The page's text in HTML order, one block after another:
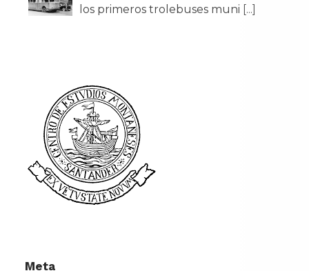
los primeros trolebuses muni [...]
Meta